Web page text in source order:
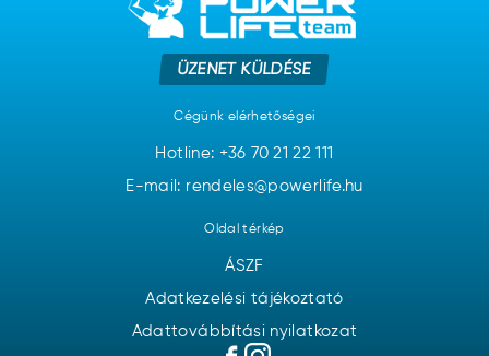
ÜZENET KÜLDÉSE
Cégünk elérhetőségei
Hotline: +36 70 21 22 111
E-mail: rendeles@powerlife.hu
Oldal térkép
ÁSZF
Adatkezelési tájékoztató
Adattovábbítási nyilatkozat